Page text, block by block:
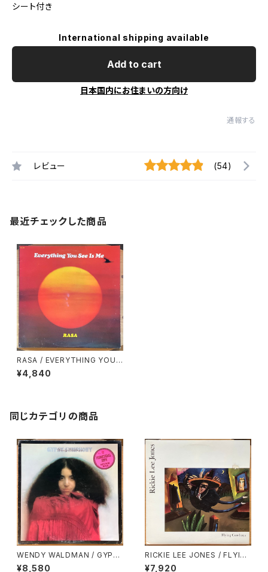
シート付き
International shipping available
Add to cart
日本国内にお住まいの方向け
通報する
レビュー (54)
最近チェックした商品
RASA / EVERYTHING YOU
SEE IS ME
¥4,840
同じカテゴリの商品
WENDY WALDMAN / GYPS
Y SYMPHONY
¥8,580
RICKIE LEE JONES / FLYIN
G COWBOYS
¥7,920